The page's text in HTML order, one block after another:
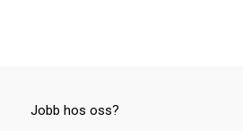
Jobb hos oss?